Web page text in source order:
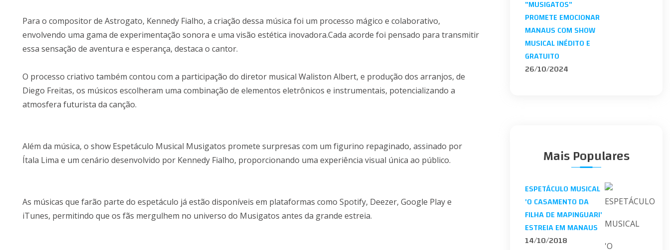
Para o compositor de Astrogato, Kennedy Fialho, a criação dessa música foi um processo mágico e colaborativo,
envolvendo uma gama de experimentação sonora e uma visão estética inovadora.Cada acorde foi pensado para transmitir
essa sensação de aventura e esperança, destaca o cantor.
O processo criativo também contou com a participação do diretor musical Waliston Albert, e produção dos arranjos, de
Diego Freitas, os músicos escolheram uma combinação de elementos eletrônicos e instrumentais, potencializando a
atmosfera futurista da canção.
Além da música, o show Espetáculo Musical Musigatos promete surpresas com um figurino repaginado, assinado por
Ítala Lima e um cenário desenvolvido por Kennedy Fialho, proporcionando uma experiência visual única ao público.
As músicas que farão parte do espetáculo já estão disponíveis em plataformas como Spotify, Deezer, Google Play e
iTunes, permitindo que os fãs mergulhem no universo do Musigatos antes da grande estreia.
"MUSIGATOS"
PROMETE EMOCIONAR
MANAUS COM SHOW
MUSICAL INÉDITO E
GRATUITO
26/10/2024
Mais Populares
ESPETÁCULO MUSICAL
'O CASAMENTO DA
FILHA DE MAPINGUARI'
ESTREIA EM MANAUS
14/10/2018